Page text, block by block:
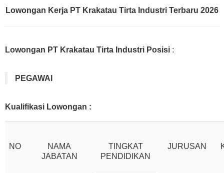
Lowongan Kerja PT Krakatau Tirta Industri Terbaru 2026
Lowongan PT Krakatau Tirta Industri Posisi :
PEGAWAI
Kualifikasi Lowongan :
NO
NAMA
JABATAN
TINGKAT
PENDIDIKAN
JURUSAN